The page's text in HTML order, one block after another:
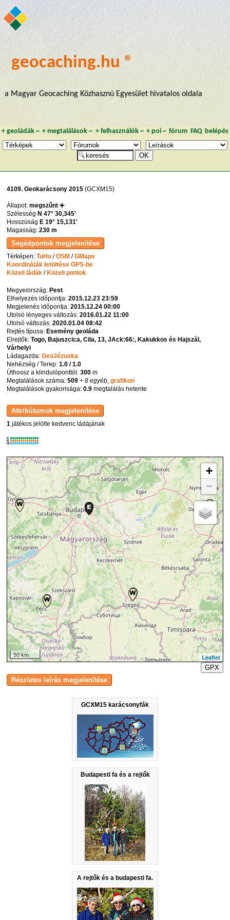
geocaching.hu ®
a Magyar Geocaching Közhasznú Egyesület hivatalos oldala
+ geoládák~ +megtalálások ~ + felhasználók~ + poi~ fórum FAQ belépés
4109. Geokarácsony 2015 (GCXM15)
GCXM15 karácsonyfák
Budapesti fa és a rejtők
A rejtők és a budapesti fa.
Állapot:megszűnt ➕
SzélességN 47° 30,345'
HosszúságE 19° 15,131'
Magasság:230 m
Térképen:TuHu /OSM /GMaps
Koordináták letöltése GPS-be
Közeli ládák /Közeli pontok
Megye/ország:Pest
Elhelyezés időpontja:2015.12.23 23:59
Megjelenés időpontja:2015.12.24 00:00
Utolsó lényeges változás:2016.01.22 11:00
Utolsó változás:2020.01.04 08:42
Rejtés típusa:Esemény geoláda
Elrejtők:Togo, Bajuszcica, Cila, 13, JAck:66:, Kakukkos és Hajszál,
Várhelyi
Ládagazda:GeoJézuska
Nehézség / Terep:1.0 / 1.0
Úthossz a kiindulóponttól:300 m
Megtalálások száma:509 + 8 egyéb,grafikon
Megtalálások gyakorisága:0.9 megtalálás hetente
1 játékos jelölte kedvenc ládájának
K
R
W
+
−
50 km
Leaflet
GPX